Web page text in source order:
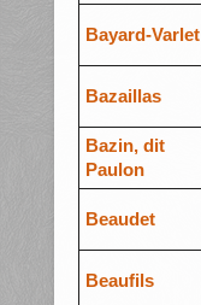
Bayard-Varlet
Bazaillas
Bazin, dit
Paulon
Beaudet
Beaufils